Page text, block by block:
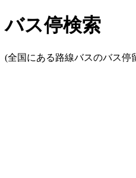
バス停検索
(全国にある路線バスのバス停